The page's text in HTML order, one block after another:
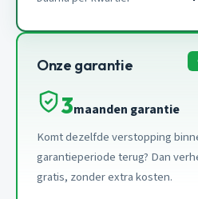
Onze garantie
3maanden garantie
Komt dezelfde verstopping
garantieperiode terug? Dan
gratis, zonder extra kosten.